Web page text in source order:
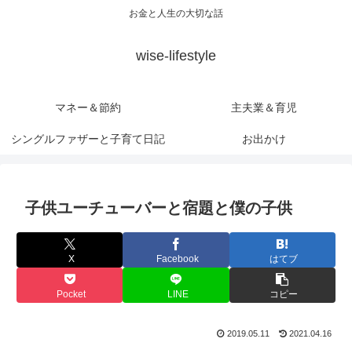
お金と人生の大切な話
wise-lifestyle
マネー＆節約 主夫業＆育児
シングルファザーと子育て日記 お出かけ
子供ユーチューバーと宿題と僕の子供
X Facebook はてブ
Pocket LINE コピー
2019.05.11 2021.04.16